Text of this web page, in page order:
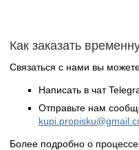
Как заказать
Связаться с нами вы
Написать в чат
Отправьте нам
Более подробно о